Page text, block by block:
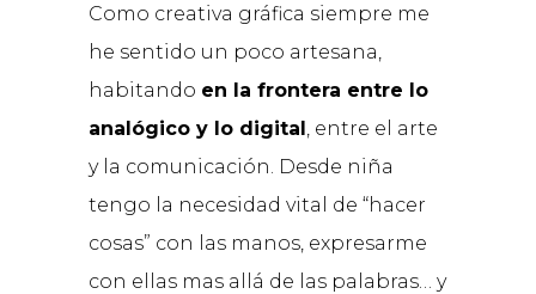
Como creativa gráfica siempre me
he sentido un poco artesana,
habitando en la frontera entre lo
analógico y lo digital , entre el arte
y la comunicación. Desde niña
tengo la necesidad vital de “hacer
cosas” con las manos, expresarme
con ellas mas allá de las palabras… y